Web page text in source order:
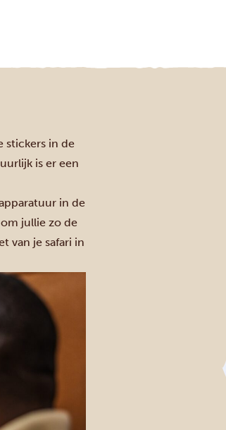
stickers in de
is er een
in de
jullie zo de
van je safari in